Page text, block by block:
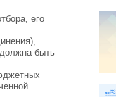
его
быть